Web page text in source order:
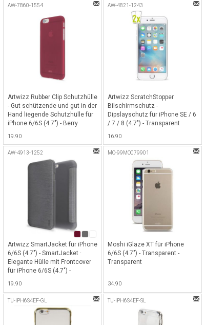
AW-7860-1554
Artwizz Rubber Clip Schutzhülle
- Gut schützende und gut in der
Hand liegende Schutzhülle für
iPhone 6/6S (4.7") - Berry
19.90
AW-4821-1243
Artwizz ScratchStopper
Bilschirmschutz -
Dipslayschutz für iPhone SE / 6
/ 7 / 8 (4.7") - Transparent
16.90
AW-4913-1252
Artwizz SmartJacket für iPhone
6/6S (4.7") - SmartJacket ·
Elegante Hülle mit Frontcover
für iPhone 6/6S (4.7") -
19.90
MO-99MO079901
Moshi iGlaze XT für iPhone
6/6S (4.7") - Transparent -
Transparent
34.90
TU-IPH6S4EF-GL TU-IPH6S4EF-SL